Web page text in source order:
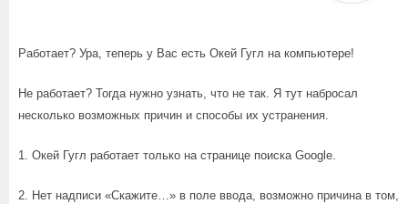
Работает? Ура, теперь у Вас есть Окей Гугл на компьютере!
Не работает? Тогда нужно узнать, что не так. Я тут набросал
несколько возможных причин и способы их устранения.
1. Окей Гугл работает только на странице поиска Google.
2. Нет надписи «Скажите…» в поле ввода, возможно причина в том,